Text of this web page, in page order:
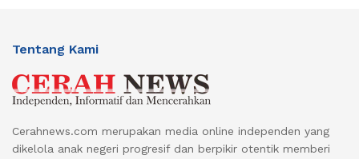
Tentang Kami
Cerahnews.com merupakan media online independen yang
dikelola anak negeri progresif dan berpikir otentik memberi